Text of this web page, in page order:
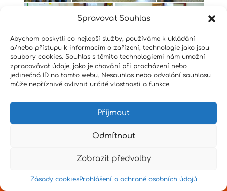
Spravovat Souhlas
Abychom poskytli co nejlepší služby, používáme k ukládání
a/nebo přístupu k informacím o zařízení, technologie jako jsou
soubory cookies. Souhlas s těmito technologiemi nám umožní
zpracovávat údaje, jako je chování při procházení nebo
jedinečná ID na tomto webu. Nesouhlas nebo odvolání souhlasu
může nepříznivě ovlivnit určité vlastnosti a funkce.
Příjmout
Odmítnout
Zobrazit předvolby
Zásady cookiesProhlášení o ochraně osobních údajů